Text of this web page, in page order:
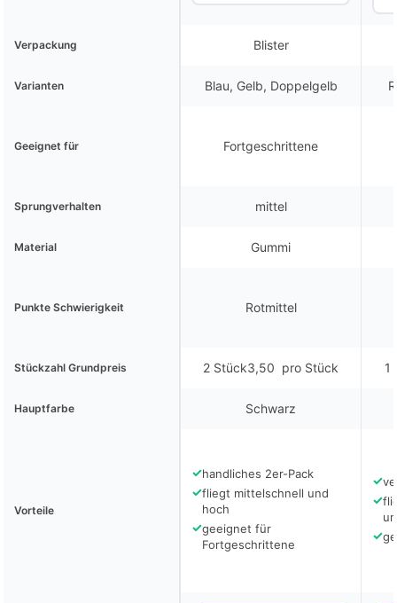
Verpackung Blister
Varianten Blau, Gelb, Doppelgelb
Geeignet für Fortgeschrittene
Sprungverhalten mittel
Material Gummi
Punkte Schwierigkeit Rotmittel
Stückzahl Grundpreis 2 Stück3,50  pro Stück 1
Hauptfarbe Schwarz
Vorteile
✓handliches 2er-Pack
✓fliegt mittelschnell und
hoch
✓geeignet für
Fortgeschrittene
✓
✓
✓